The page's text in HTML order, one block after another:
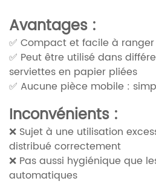
Avantages :
✅ Compact et facile à ranger
✅ Peut être utilisé dans
serviettes en papier pliées
✅ Aucune pièce mobile :
Inconvénients :
❌ Sujet à une utilisation
distribué correctement
❌ Pas aussi hygiénique que
automatiques